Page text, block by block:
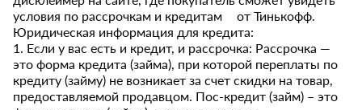
условия по рассрочкам и кредитам от Тинькофф.
Юридическая информация для кредита:
1. Если у вас есть и кредит, и рассрочка: Рассрочка —
это форма кредита (займа), при которой переплаты по
кредиту (займу) не возникает за счет скидки на товар,
предоставляемой продавцом. Пос-кредит (займ) – это